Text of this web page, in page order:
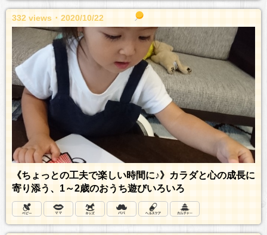
332 views ･ 2020/10/22
《ちょっとの工夫で楽しい時間に♪》カラダと心の成長に
寄り添う、1～2歳のおうち遊びいろいろ